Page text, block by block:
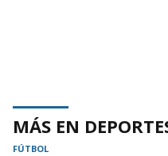
MÁS EN
FÚTBOL